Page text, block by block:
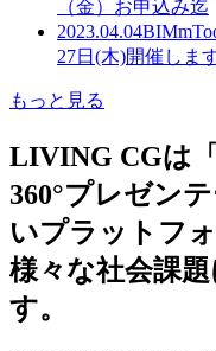
（金）お申込み迄
2023.04.04
27日(木)開催しま
もっと見る
LIVING CGは
360°プレゼン
いプラットフ
様々な社会課
す。